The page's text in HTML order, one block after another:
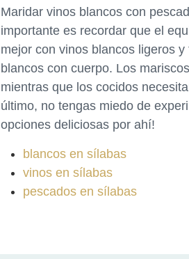
Maridar vinos blancos con
importante es recordar que el
mejor con vinos blancos ligeros
blancos con cuerpo. Los
mientras que los cocidos
último, no tengas miedo de
opciones deliciosas por ahí!
blancos en sílabas
vinos en sílabas
pescados en sílabas